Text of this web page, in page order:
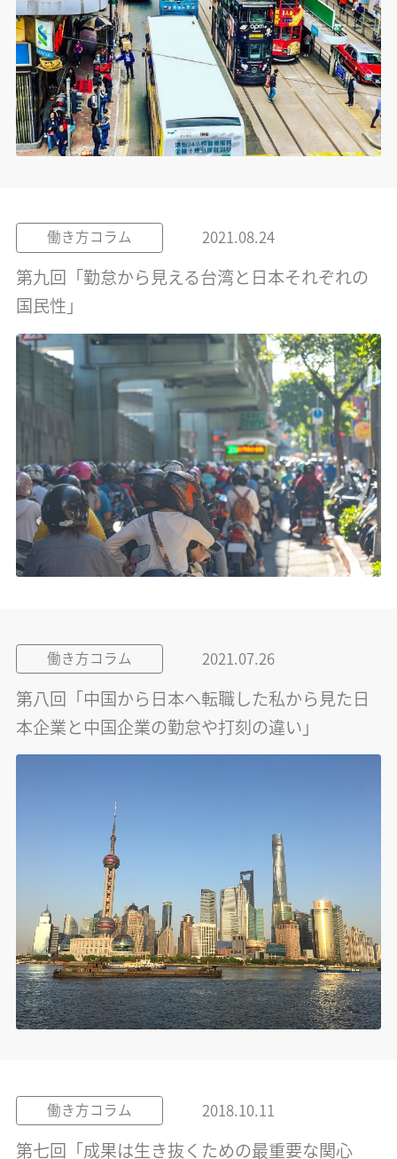
働き方コラム 2021.08.24
第九回「勤怠から見える台湾と日本それぞれの
国民性」
働き方コラム 2021.07.26
第八回「中国から日本へ転職した私から見た日
本企業と中国企業の勤怠や打刻の違い」
働き方コラム 2018.10.11
第七回「成果は生き抜くための最重要な関心